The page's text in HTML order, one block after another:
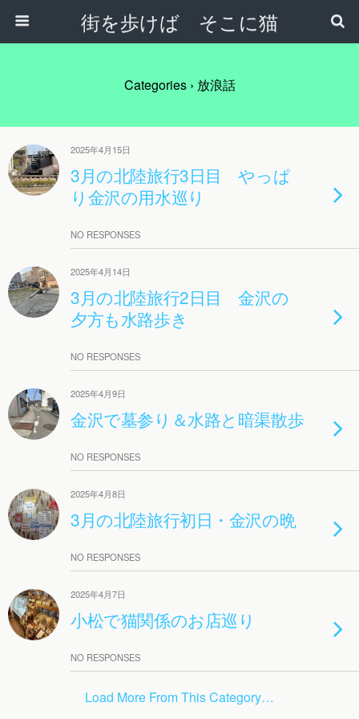
街を歩けば そこに猫
Categories › 放浪話
2025年4月15日
3月の北陸旅行3日目 やっぱ
り金沢の用水巡り
NO RESPONSES
2025年4月14日
3月の北陸旅行2日目 金沢の
夕方も水路歩き
NO RESPONSES
2025年4月9日
金沢で墓参り＆水路と暗渠散歩
NO RESPONSES
2025年4月8日
3月の北陸旅行初日・金沢の晩
NO RESPONSES
2025年4月7日
小松で猫関係のお店巡り
NO RESPONSES
Load More From This Category…